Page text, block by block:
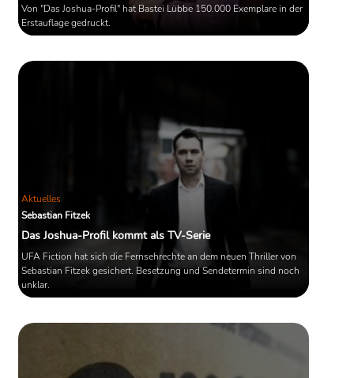
Von "Das Joshua-Profil" hat Bastei Lübbe 150.000 Exemplare in der
Erstauflage gedruckt.
Aktuelles
Sebastian Fitzek
Das Joshua-Profil kommt als TV-Serie
UFA Fiction hat sich die Fernsehrechte an dem neuen Thriller von
Sebastian Fitzek gesichert. Besetzung und Sendetermin sind noch
unklar.